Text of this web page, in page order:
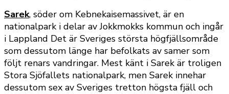
Sarek, söder om Kebnekaisemassivet, är en
nationalpark i delar av Jokkmokks kommun och ingår
i Lappland Det är Sveriges största högfjällsområde
som dessutom länge har befolkats av samer som
följt renars vandringar. Mest känt i Sarek är troligen
Stora Sjöfallets nationalpark, men Sarek innehar
dessutom sex av Sveriges tretton högsta fjäll och